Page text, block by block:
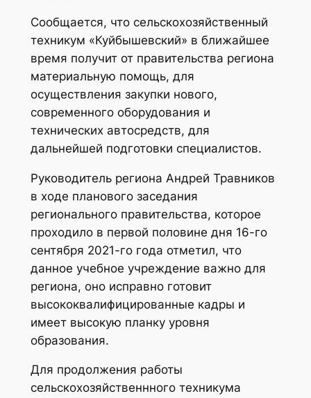
Сообщается, что сельскохозяйственный
техникум «Куйбышевский» в ближайшее
время получит от правительства региона
материальную помощь, для
осуществления закупки нового,
современного оборудования и
технических автосредств, для
дальнейшей подготовки специалистов.
Руководитель региона Андрей Травников
в ходе планового заседания
регионального правительства, которое
проходило в первой половине дня 16-го
сентября 2021-го года отметил, что
данное учебное учреждение важно для
региона, оно исправно готовит
высококвалифицированные кадры и
имеет высокую планку уровня
образования.
Для продолжения работы
сельскохозяйственнного техникума